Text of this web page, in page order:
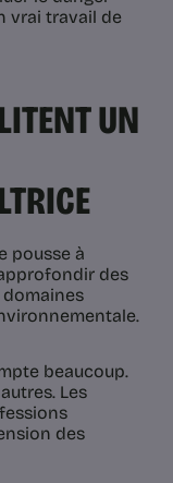
vrai travail de
UN
pousse à
des
domaines
beaucoup.
Les
des